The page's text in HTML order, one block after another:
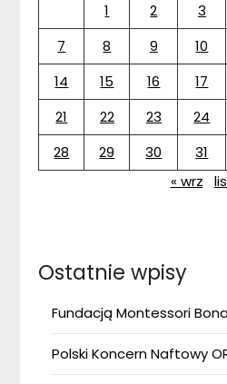
1
2 3
7
8 9 10
14
15 16 17
21
22 23 24
28
29 30
31
« wrz
Ostatnie wpisy
Fundacją Montessori
Polski Koncern Naftowy